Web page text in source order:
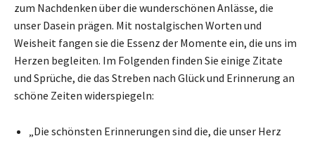
zum Nachdenken über die wunderschönen Anlässe, die
unser Dasein prägen. Mit nostalgischen Worten und
Weisheit fangen sie die Essenz der Momente ein, die uns im
Herzen begleiten. Im Folgenden finden Sie einige Zitate
und Sprüche, die das Streben nach Glück und Erinnerung an
schöne Zeiten widerspiegeln:
„Die schönsten Erinnerungen sind die, die unser Herz